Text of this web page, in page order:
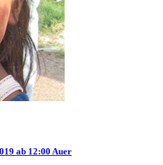
ab 12:00 Auer